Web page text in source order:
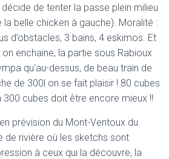
de tenter la passe plein milieu
la belle chicken à gauche). Moralité :
d’obstacles, 3 bains, 4 eskimos. Et
on enchaine, la partie sous Rabioux
qu’au-dessus, de beau train de
de 300l on se fait plaisir ! 80 cubes
300 cubes doit être encore mieux !!
prévision du Mont-Ventoux du
de rivière où les sketchs sont
à ceux qui la découvre, la